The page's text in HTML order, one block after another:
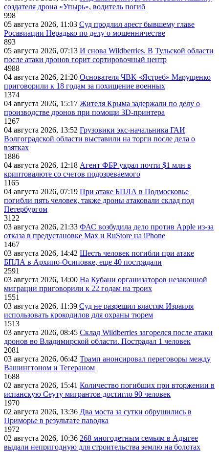
создателя дрона «Упырь», водитель погиб
998
05 августа 2026, 11:03 Суд продлил арест бывшему главе
Росавиации Нерадько по делу о мошенничестве
893
05 августа 2026, 07:13 И снова Wildberries. В Тульской области
после атаки дронов горит сортировочный центр
4988
04 августа 2026, 21:20 Основателя ЧВК «Ястреб» Марущенко
приговорили к 18 годам за похищение военных
1374
04 августа 2026, 15:17 Жителя Крыма задержали по делу о
производстве дронов при помощи 3D‑принтера
1267
04 августа 2026, 13:52 Грузовики экс-начальника ГАИ
Волгоградской области выставили на торги после дела о
взятках
1886
04 августа 2026, 12:18 Агент ФБР украл почти $1 млн в
криптовалюте со счетов подозреваемого
1165
04 августа 2026, 07:19 При атаке БПЛА в Подмосковье
погибли пять человек, также дроны атаковали склад под
Петербургом
3122
03 августа 2026, 21:33 ФАС возбудила дело против Apple из-за
отказа в предустановке Max и RuStore на iPhone
1467
03 августа 2026, 14:42 Шесть человек погибли при атаке
БПЛА в Архипо-Осиповке, еще 40 пострадали
2591
03 августа 2026, 14:00 На Кубани организаторов незаконной
миграции приговорили к 22 годам на троих
1551
03 августа 2026, 11:39 Суд не разрешил властям Израиля
использовать крокодилов для охраны тюрем
1513
03 августа 2026, 08:45 Склад Wildberries загорелся после атаки
дронов во Владимирской области. Пострадал 1 человек
2081
03 августа 2026, 06:42 Трамп анонсировал переговоры между
Вашингтоном и Тегераном
1688
02 августа 2026, 15:41 Количество погибших при вторжении в
испанскую Сеуту мигрантов достигло 90 человек
1970
02 августа 2026, 13:36 Два моста за сутки обрушились в
Приморье в результате паводка
1972
02 августа 2026, 10:36 268 многодетным семьям в Адыгее
выдали непригодную для строительства землю на болотах